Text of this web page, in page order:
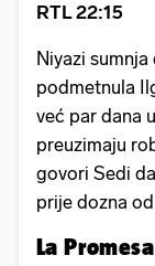
RTL 22:15
Niyazi
podmetnula
već par dana
preuzimaju
govori Sedi
prije dozna
La Promesa